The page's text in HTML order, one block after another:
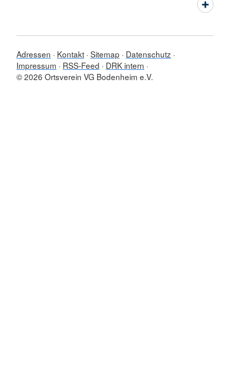
Adressen Kontakt Sitemap
Datenschutz
Impressum
RSS-Feed
DRK intern
© 2026 Ortsverein VG Bodenheim e.V.